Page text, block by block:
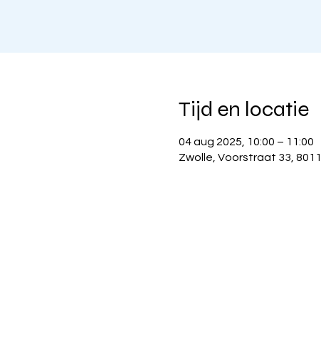
Tijd en locatie
04 aug 2025, 10:00 – 11:00
Zwolle, Voorstraat 33,